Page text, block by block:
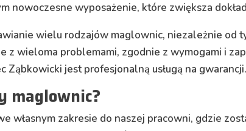
nowoczesne wyposażenie, które zwiększa
wielu rodzajów maglownic, niezależnie od
z wieloma problemami, zgodnie z wymogami i
Ząbkowicki jest profesjonalną usługą na gwarancji.
maglownic?
własnym zakresie do naszej pracowni, gdzie